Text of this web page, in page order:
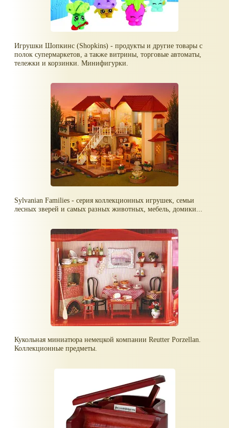
Игрушки Шопкинс (Shopkins) - продукты и другие товары с
полок супермаркетов, а также витрины, торговые автоматы,
тележки и корзинки. Минифигурки.
Sylvanian Families - серия коллекционных игрушек, семьи
лесных зверей и самых разных животных, мебель, домики...
Кукольная миниатюра немецкой компании Reutter Porzellan.
Коллекционные предметы.